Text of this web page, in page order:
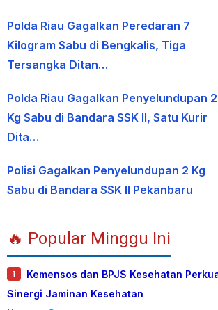
Polda Riau Gagalkan Peredaran 7
Kilogram Sabu di Bengkalis, Tiga
Tersangka Ditan…
Polda Riau Gagalkan Penyelundupan
Kg Sabu di Bandara SSK II, Satu Kurir
Dita…
Polisi Gagalkan Penyelundupan 2 Kg
Sabu di Bandara SSK II Pekanbaru
🔥 Popular Minggu Ini
1
Kemensos dan BPJS Kesehatan
Sinergi Jaminan Kesehatan